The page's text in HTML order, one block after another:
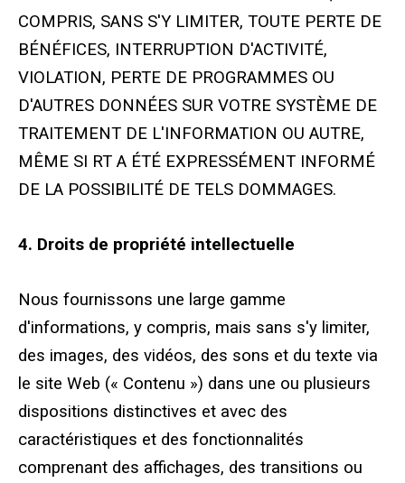
COMPRIS, SANS S'Y LIMITER, TOUTE PERTE DE
BÉNÉFICES, INTERRUPTION D'ACTIVITÉ,
VIOLATION, PERTE DE PROGRAMMES OU
D'AUTRES DONNÉES SUR VOTRE SYSTÈME DE
TRAITEMENT DE L'INFORMATION OU AUTRE,
MÊME SI RT A ÉTÉ EXPRESSÉMENT INFORMÉ
DE LA POSSIBILITÉ DE TELS DOMMAGES.
4. Droits de propriété intellectuelle
Nous fournissons une large gamme
d'informations, y compris, mais sans s'y limiter,
des images, des vidéos, des sons et du texte via
le site Web (« Contenu ») dans une ou plusieurs
dispositions distinctives et avec des
caractéristiques et des fonctionnalités
comprenant des affichages, des transitions ou